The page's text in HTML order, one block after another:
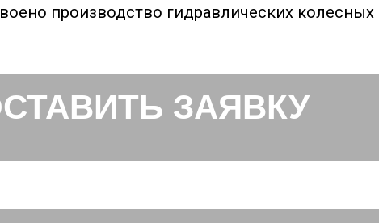
производство гидравлических колесных
ЗАЯВКУ